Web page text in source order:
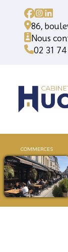
86,
Nous
02 31
COMMERCES